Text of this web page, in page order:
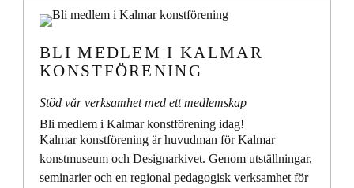
BLI MEDLEM I KALMAR
KONSTFÖRENING
Stöd vår verksamhet med ett medlemskap
Bli medlem i Kalmar konstförening idag!
Kalmar konstförening är huvudman för Kalmar
konstmuseum och Designarkivet. Genom utställningar,
seminarier och en regional pedagogisk verksamhet för